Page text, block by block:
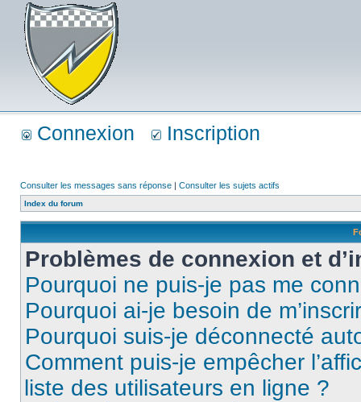
Connexion Inscription
Consulter les messages sans réponse | Consulter les sujets actifs
Index du forum
Problèmes de connexion et
Pourquoi ne puis-je pas me
Pourquoi ai-je besoin de
Pourquoi suis-je déconnecté
Comment puis-je empêcher
liste des utilisateurs en ligne ?